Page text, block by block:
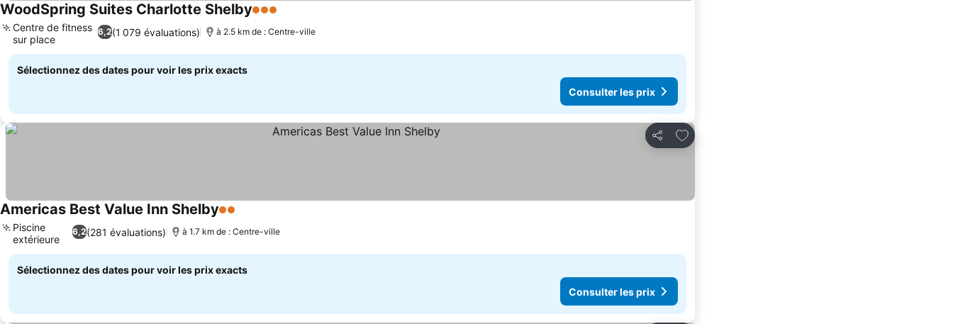
WoodSpring Suites Charlotte Shelby3 Étoiles
6,2(1 079 évaluations)
Centre de fitness
sur place
à 2.5 km de : Centre-ville
Sélectionnez des dates pour voir les prix exacts
Consulter les prix
Partager
Ajouter à mes favoris
Americas Best Value Inn Shelby2 Étoiles
6,2(281 évaluations)
Piscine
extérieure
à 1.7 km de : Centre-ville
Sélectionnez des dates pour voir les prix exacts
Consulter les prix